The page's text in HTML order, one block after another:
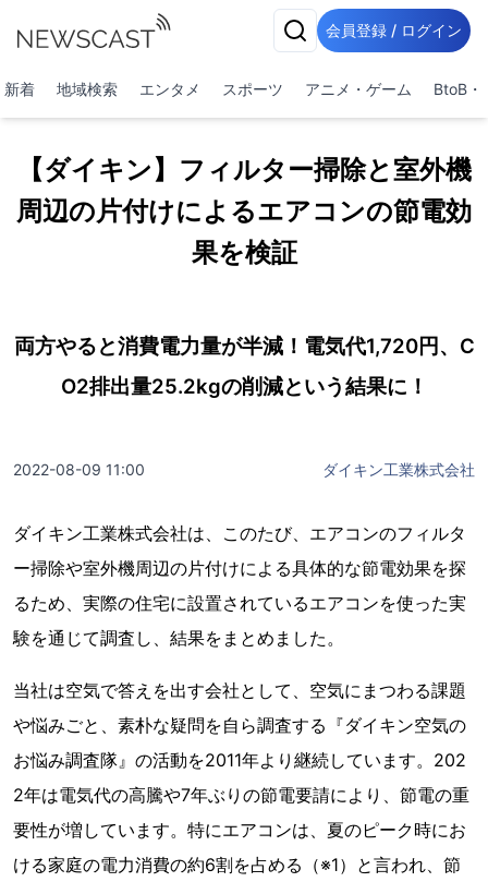
会員登録 / ログイン
新着 地域検索 エンタメ スポーツ アニメ・ゲーム BtoB・
【ダイキン】フィルター掃除と室外機
周辺の片付けによるエアコンの節電効
果を検証
両方やると消費電力量が半減！電気代1,720円、C
O2排出量25.2kgの削減という結果に！
2022-08-09 11:00 ダイキン工業株式会社
ダイキン工業株式会社は、このたび、エアコンのフィルタ
ー掃除や室外機周辺の片付けによる具体的な節電効果を探
るため、実際の住宅に設置されているエアコンを使った実
験を通じて調査し、結果をまとめました。
当社は空気で答えを出す会社として、空気にまつわる課題
や悩みごと、素朴な疑問を自ら調査する『ダイキン空気の
お悩み調査隊』の活動を2011年より継続しています。202
2年は電気代の高騰や7年ぶりの節電要請により、節電の重
要性が増しています。特にエアコンは、夏のピーク時にお
ける家庭の電力消費の約6割を占める（※1）と言われ、節